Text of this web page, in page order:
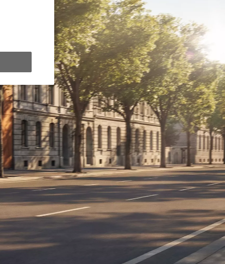
Next da € 309 al mese
Per maggiori dettagli sulle offerte in corso
clicca qui